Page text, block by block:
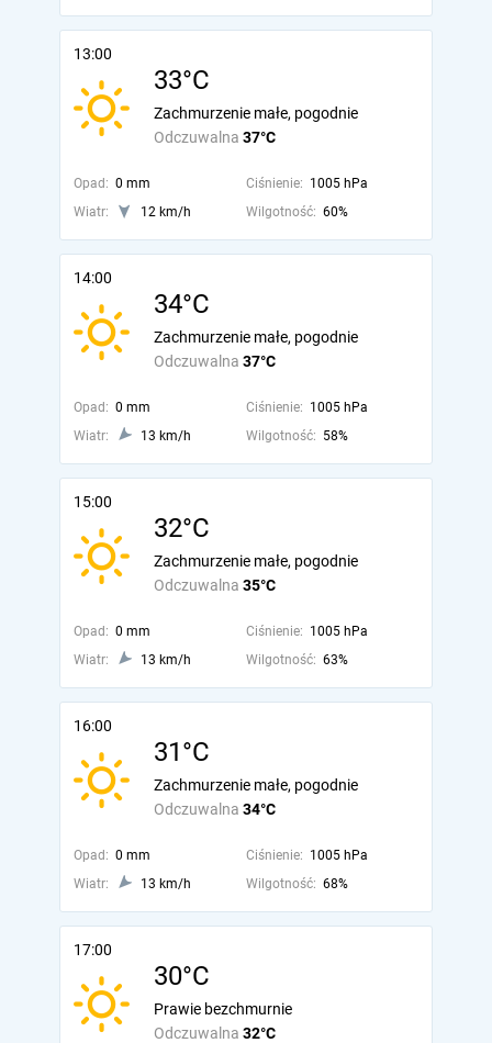
13:00
33°C
Odczuwalna 37°C
Zachmurzenie małe, pogodnie
Opad: 0 mm Ciśnienie: 1005 hPa
Wiatr:
12 km/h Wilgotność: 60%
14:00
34°C
Odczuwalna 37°C
Zachmurzenie małe, pogodnie
Opad: 0 mm Ciśnienie: 1005 hPa
Wiatr:
13 km/h Wilgotność: 58%
15:00
32°C
Odczuwalna 35°C
Zachmurzenie małe, pogodnie
Opad: 0 mm Ciśnienie: 1005 hPa
Wiatr:
13 km/h Wilgotność: 63%
16:00
31°C
Odczuwalna 34°C
Zachmurzenie małe, pogodnie
Opad: 0 mm Ciśnienie: 1005 hPa
Wiatr:
13 km/h Wilgotność: 68%
17:00
30°C
Odczuwalna 32°C
Prawie bezchmurnie